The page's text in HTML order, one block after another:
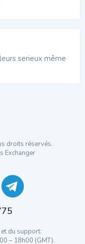
serieux même
droits réservés.
Exchanger
du support:
– 18h00 (GMT).